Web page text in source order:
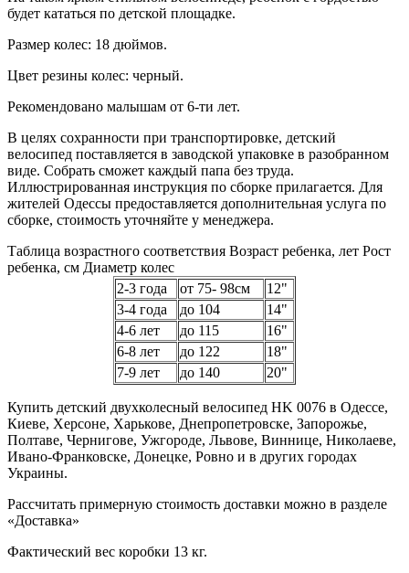
будет кататься по детской площадке.
Размер колес: 18 дюймов.
Цвет резины колес: черный.
Рекомендовано малышам от 6-ти лет.
В целях сохранности при транспортировке, детский
велосипед поставляется в заводской упаковке в разобранном
виде. Собрать сможет каждый папа без труда.
Иллюстрированная инструкция по сборке прилагается. Для
жителей Одессы предоставляется дополнительная услуга по
сборке, стоимость уточняйте у менеджера.
Таблица возрастного соответствия Возраст ребенка, лет Рост
ребенка, см Диаметр колес
2-3 года
от 75- 98см
12"
3-4 года
до 104
14"
4-6 лет
до 115
16"
6-8 лет
до 122
18"
7-9 лет
до 140 20"
Купить детский двухколесный велосипед HK 0076 в Одессе,
Киеве, Херсоне, Харькове, Днепропетровске, Запорожье,
Полтаве, Чернигове, Ужгороде, Львове, Виннице, Николаеве,
Ивано-Франковске, Донецке, Ровно и в других городах
Украины.
Рассчитать примерную стоимость доставки можно в разделе
«Доставка»
Фактический вес коробки 13 кг.